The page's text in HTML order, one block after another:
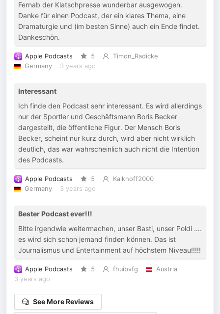
Fernab der Klatschpresse wunderbar ausgewogen.
Danke für einen Podcast, der ein klares Thema, eine
Dramaturgie und (im besten Sinne) auch ein Ende findet.
Dankeschön.
Apple Podcasts 5
Timon_Radicke
Germany
3 years ago
Interessant
Ich finde den Podcast sehr interessant. Es wird allerdings
nur der Sportler und Geschäftsmann Boris Becker
dargestellt, die öffentliche Figur. Der Mensch Boris
Becker, scheint nur kurz durch, wird aber nicht wirklich
deutlich, das war wahrscheinlich auch nicht die Intention
des Podcasts.
Apple Podcasts 5
Kalkhoff2000
Germany
3 years ago
Bester Podcast ever!!!
Bitte irgendwie weitermachen, unser Basti, unser Poldi ….
es wird sich schon jemand finden können. Das ist
Journalismus und Entertainment auf höchstem Niveau!!!!!
Apple Podcasts 5 fhuibvfg
Austria
3 years ago
See More Reviews